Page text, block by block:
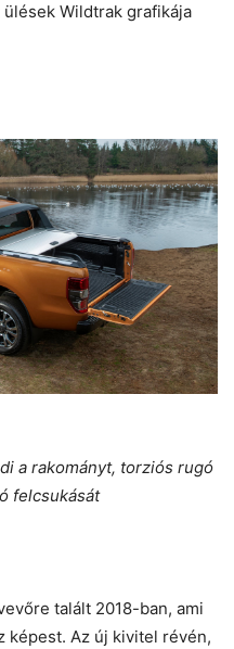
Wildtrak grafikája
a rakományt, torziós rugó
felcsukását
talált 2018-ban, ami
képest. Az új kivitel révén,